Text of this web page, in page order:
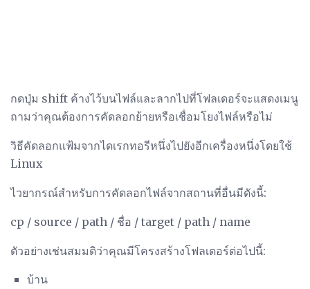
กดปุ่ม shift ค้างไว้บนไฟล์และลากไปที่โฟลเดอร์จะแสดงเมนู
ถามว่าคุณต้องการคัดลอกย้ายหรือเชื่อมโยงไฟล์หรือไม่
วิธีคัดลอกแฟ้มจากไดเรกทอรีหนึ่งไปยังอีกเครื่องหนึ่งโดยใช้
Linux
ไวยากรณ์สำหรับการคัดลอกไฟล์จากสถานที่อื่นมีดังนี้:
cp / source / path / ชื่อ / target / path / name
ตัวอย่างเช่นสมมติว่าคุณมีโครงสร้างโฟลเดอร์ต่อไปนี้:
บ้าน